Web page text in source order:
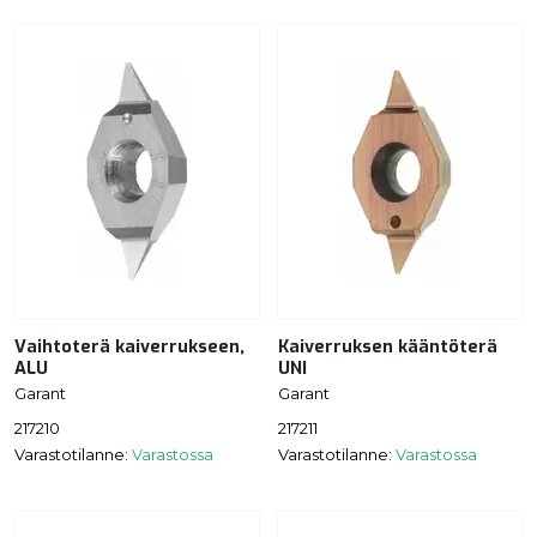
Vaihtoterä kaiverrukseen,
ALU
Garant
217210
Varastotilanne: Varastossa
Kaiverruksen kääntöterä
UNI
Garant
217211
Varastotilanne: Varastossa